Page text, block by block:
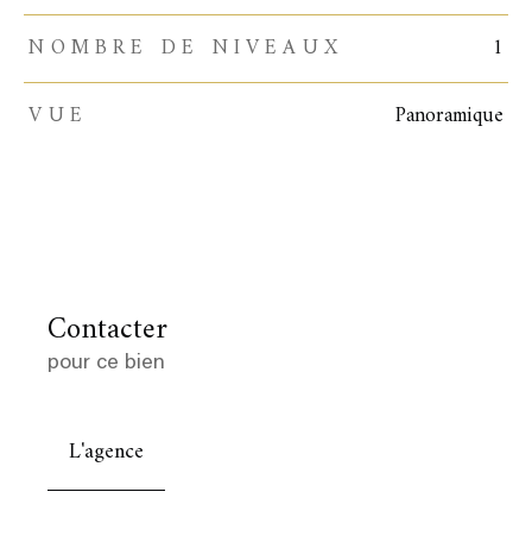
NOMBRE DE NIVEAUX
1
VUE
Panoramique
Contacter
pour ce bien
L'agence